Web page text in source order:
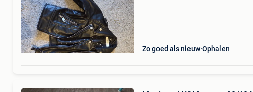
Zo goed als nieuw Ophalen